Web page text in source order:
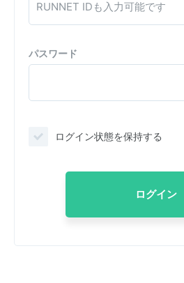
パスワード
ログイン状態を保持する
ログイン